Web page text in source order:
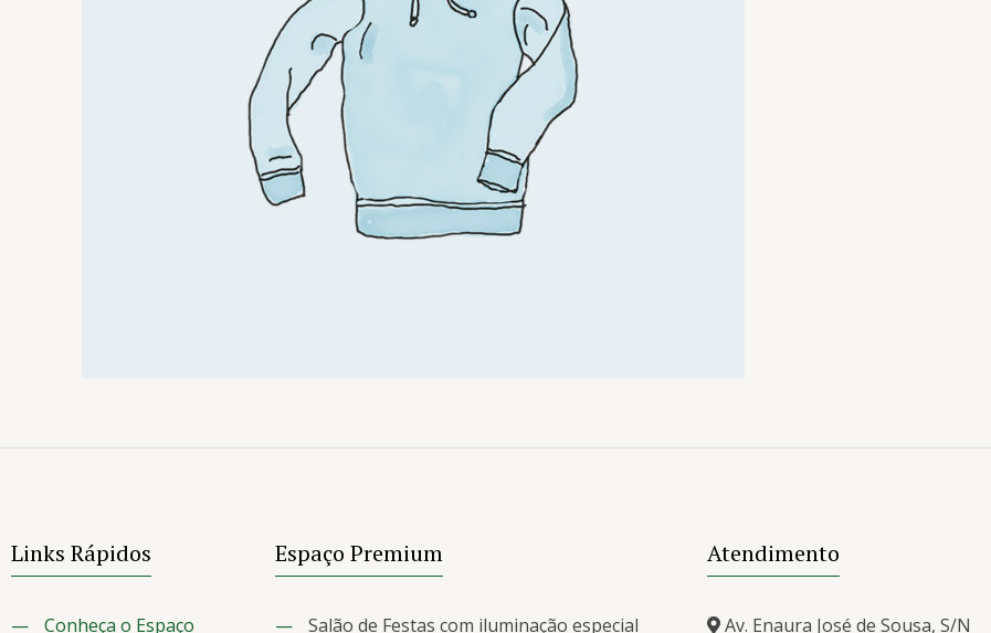
Links Rápidos
—
Conheça o Espaço
Espaço Premium
—
Salão de Festas com iluminação especial
Atendimento
Av. Enaura José de Sousa, S/N